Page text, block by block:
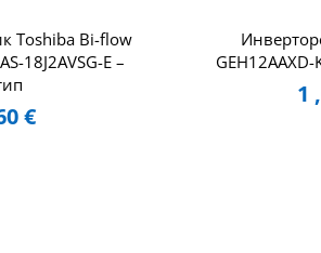
Toshiba Bi-flow
18J2AVSG-E –
€
1